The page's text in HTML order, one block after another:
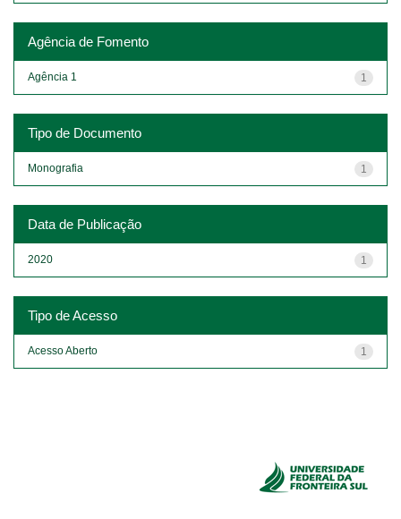
Agência de Fomento
1
Agência 1
Tipo de Documento
1
Monografia
Data de Publicação
1
2020
Tipo de Acesso
1
Acesso Aberto